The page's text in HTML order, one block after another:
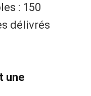
: 150
délivrés
une